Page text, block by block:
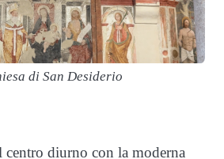
di San Desiderio
centro diurno con la moderna